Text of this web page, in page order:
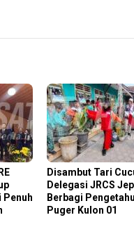
Penuh
Disambut Tari
Delegasi JRCS
Berbagi
Puger Kulon 01